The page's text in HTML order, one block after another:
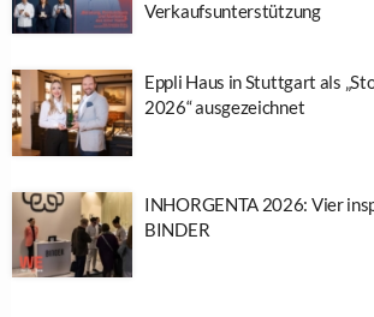
Verkaufsunterstützung
Eppli Haus in Stuttgart als
2026“ ausgezeichnet
INHORGENTA 2026: Vier
BINDER